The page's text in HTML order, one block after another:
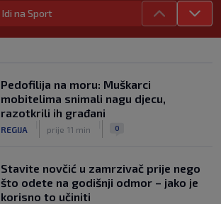
Dva "krompira" u Premijer ligi: Bez
golova u dvije utakmice prvog kola
NOGOMET 8. aug.
NOGOMET 8. aug.
| 0
Idi na Sport
Pedofilija na moru: Muškarci
mobitelima snimali nagu djecu,
razotkrili ih građani
REGIJA prije 11 min 0
Stavite novčić u zamrzivač prije nego
što odete na godišnji odmor – jako je
korisno to učiniti